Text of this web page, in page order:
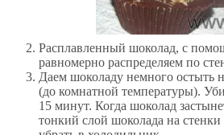
Расплавленный шоколад, с
равномерно распределяем по
Даем шоколаду немного остыть
(до комнатной температуры).
15 минут. Когда шоколад
тонкий слой шоколада на стенки